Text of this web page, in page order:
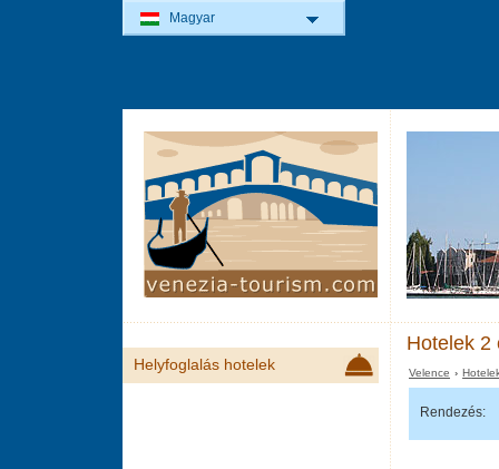
Hotelek 2
Velence ›
Rendezés:
Helyfoglalás hotelek
Magyar